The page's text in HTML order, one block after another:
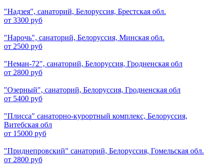
"Надзея", санаторий, Белоруссия, Брестская обл.
от 3300 руб
"Нарочь", санаторий, Белоруссия, Минская обл.
от 2500 руб
"Неман-72", санаторий, Белоруссия, Гродненская обл
от 2800 руб
"Озерный", санаторий, Белоруссия, Гродненская обл
от 5400 руб
"Плисса" санаторно-курортный комплекс, Белоруссия,
Витебская обл
от 15000 руб
"Приднепровский" санаторий, Белоруссия, Гомельская обл.
от 2800 руб